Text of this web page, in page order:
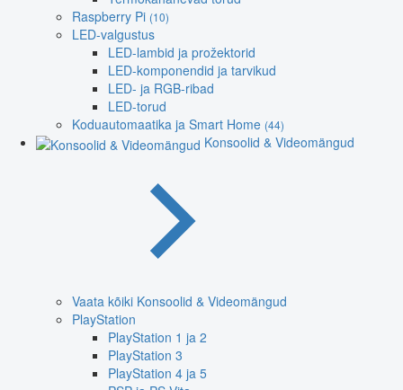
Raspberry Pi (10)
LED-valgustus
LED-lambid ja prožektorid
LED-komponendid ja tarvikud
LED- ja RGB-ribad
LED-torud
Koduautomaatika ja Smart Home (44)
Konsoolid & Videomängud
Vaata kõiki Konsoolid & Videomängud
PlayStation
PlayStation 1 ja 2
PlayStation 3
PlayStation 4 ja 5